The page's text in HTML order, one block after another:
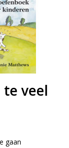
veel
gaan